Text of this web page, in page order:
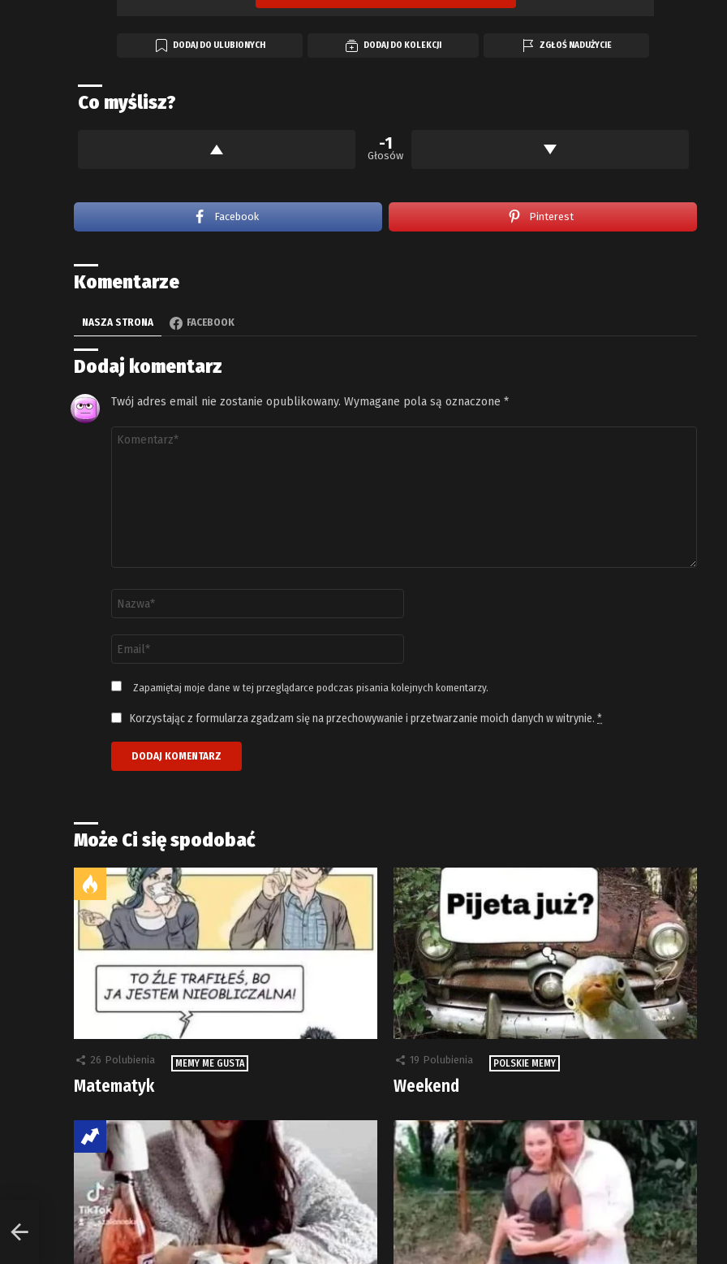
DODAJ DO ULUBIONYCH DODAJ DO KOLEKCJI ZGŁOŚ NADUŻYCIE
Co myślisz?
-1
Głosów
Facebook Pinterest
Komentarze
NASZA STRONA FACEBOOK
Dodaj komentarz
Twój adres email nie zostanie opublikowany. Wymagane pola są oznaczone *
Komentarz
email
*
Zapamiętaj moje dane w tej przeglądarce podczas pisania kolejnych komentarzy.
Korzystając z formularza zgadzam się na przechowywanie i przetwarzanie moich danych w witrynie. *
Może Ci się spodobać
26 Polubienia MEMY ME GUSTA
Matematyk
19 Polubienia POLSKIE MEMY
Weekend